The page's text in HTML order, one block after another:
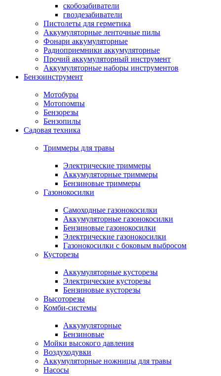
скобозабиватели
гвоздезабиватели
Пистолеты для герметика
Аккумуляторные ленточные пилы
Фонари аккумуляторные
Радиоприемники аккумуляторные
Прочий аккумуляторный инструмент
Аккумуляторные наборы инструментов
Бензоинструмент
Мотобуры
Мотопомпы
Бензорезы
Бензопилы
Садовая техника
Триммеры для травы
Электрические триммеры
Аккумуляторные триммеры
Бензиновые триммеры
Газонокосилки
Самоходные газонокосилки
Аккумуляторные газонокосилки
Бензиновые газонокосилки
Электрические газонокосилки
Газонокосилки с боковым выбросом
Кусторезы
Аккумуляторные кусторезы
Электрические кусторезы
Бензиновые кусторезы
Высоторезы
Комби-системы
Аккумуляторные
Бензиновые
Мойки высокого давления
Воздуходувки
Аккумуляторные ножницы для травы
Насосы